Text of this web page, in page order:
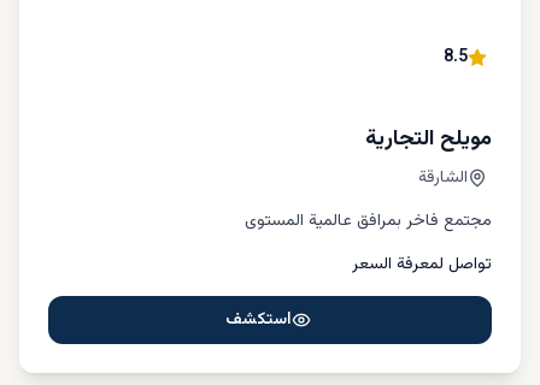
8.5
مويلح التجارية
الشارقة
مجتمع فاخر بمرافق عالمية المستوى
تواصل لمعرفة السعر
استكشف